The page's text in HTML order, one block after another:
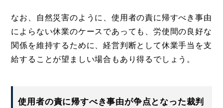
なお、自然災害のように、使用者の責に帰すべき事由
によらない休業のケースであっても、労使間の良好な
関係を維持するために、経営判断として休業手当を支
給することが望ましい場合もあり得るでしょう。
使用者の責に帰すべき事由が争点となった裁判